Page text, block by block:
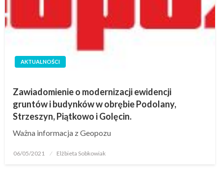
AKTUALNOŚCI
Zawiadomienie o modernizacji ewidencji
gruntów i budynków w obrębie Podolany,
Strzeszyn, Piątkowo i Golęcin.
Ważna informacja z Geopozu
06/05/2021 Elżbieta Sobkowiak